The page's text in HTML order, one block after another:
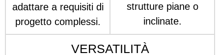
adattare a requisiti di
progetto complessi.
strutture piane o
inclinate.
VERSATILITÀ